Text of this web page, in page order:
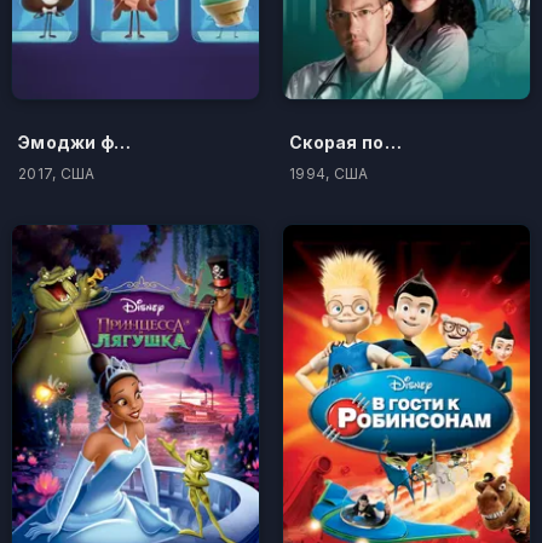
Эмоджи фильм
2017, США
Скорая помощь
1994, США